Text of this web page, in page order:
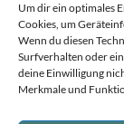
Um dir ein optimales
Cookies, um
Wenn du diesen
Surfverhalten oder
deine Einwilligung
Merkmale und